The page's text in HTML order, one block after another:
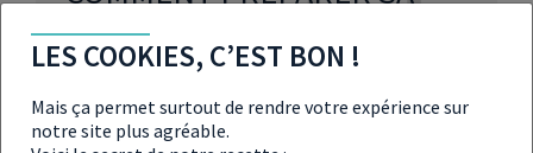
RETRAITE
Epargne retraite : le déblocage
exceptionnel prévu pour les
LES COOKIES, C’EST BON !
Mais ça permet surtout de rendre votre expérience sur
notre site plus agréable.